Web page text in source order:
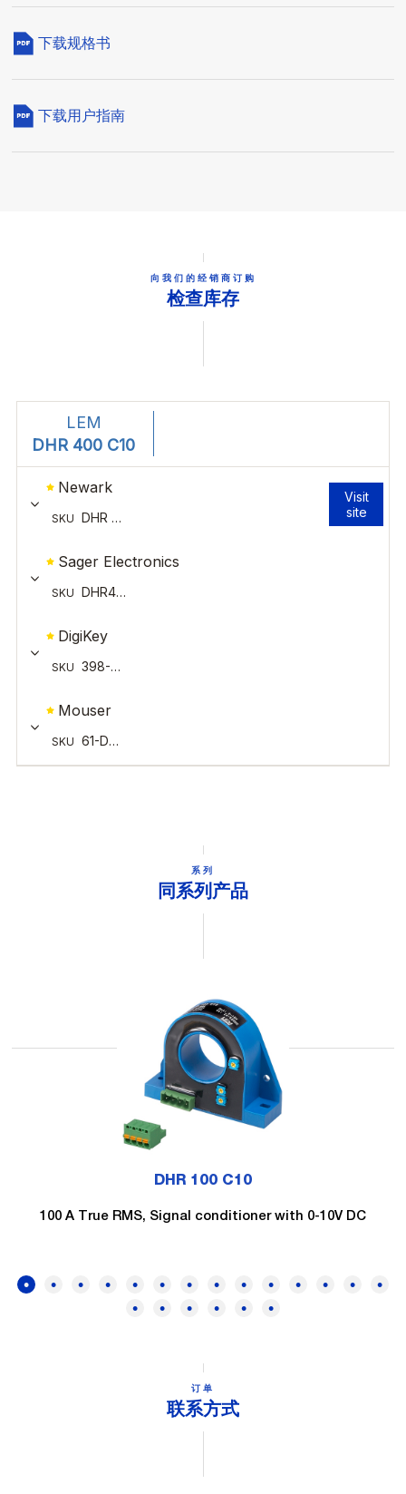
下载规格书
下载用户指南
向我们的经销商订购
检查库存
系列
同系列产品
DHR 100 C10
100 A True RMS, Signal conditioner with 0-10V DC
订单
联系方式